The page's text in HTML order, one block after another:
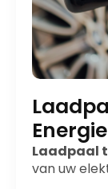
Laadpaal
van uw